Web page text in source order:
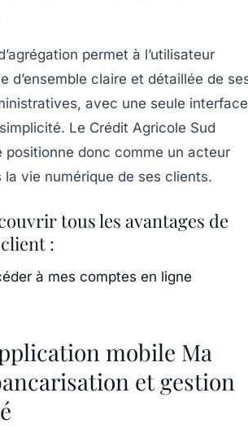
permet à l’utilisateur
d’ensemble claire et détaillée de
avec une seule interface
Le Crédit Agricole Sud
positionne donc comme un acteur
vie numérique de ses clients.
tous les avantages de
:
à mes comptes en ligne
mobile Ma
et gestion